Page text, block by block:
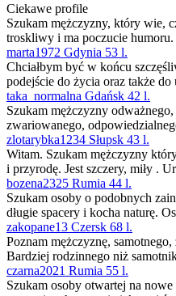
Ciekawe profile
Szukam mężczyzny, który wie,
troskliwy i ma poczucie
marta1972 Gdynia 53 l.
Chciałbym być w końcu
podejście do życia oraz także do
taka_normalna Gdańsk 42 l.
Szukam mężczyzny
zwariowanego,
zlotarybka1234 Słupsk 43 l.
Witam. Szukam mężczyzny
i przyrodę. Jest szczery, miły .
bozena2325 Rumia 44 l.
Szukam osoby o podobnych
długie spacery i kocha naturę.
zakopane13 Czersk 68 l.
Poznam mężczyznę,
Bardziej rodzinnego niż
czarna2021 Rumia 55 l.
Szukam osoby otwartej na